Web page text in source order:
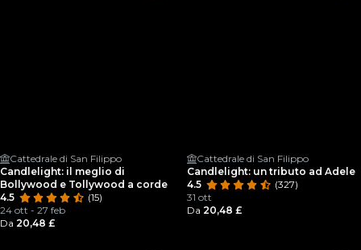
Cattedrale di San Filippo
Candlelight: il meglio di
Bollywood e Tollywood a corde
4.5
(15)
24 ott - 27 feb
Da 20,48 £
Cattedrale di San Filippo
Candlelight: un tributo ad Adele
4.5
(327)
31 ott
Da 20,48 £